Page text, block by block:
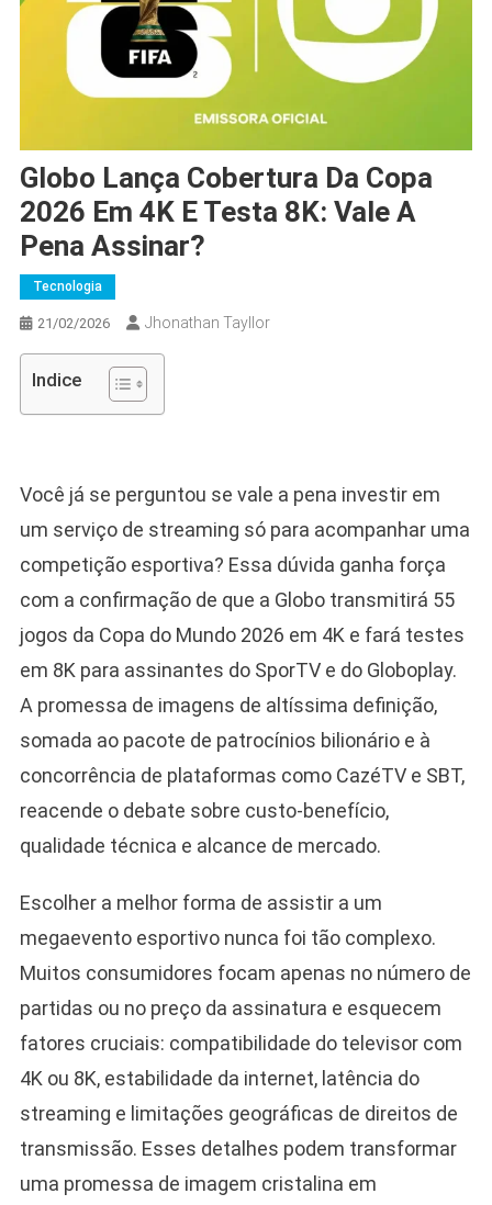
Globo Lança Cobertura Da Copa
2026 Em 4K E Testa 8K: Vale A
Pena Assinar?
Tecnologia
21/02/2026 Jhonathan Tayllor
Indice
Você já se perguntou se vale a pena investir em
um serviço de streaming só para acompanhar uma
competição esportiva? Essa dúvida ganha força
com a confirmação de que a Globo transmitirá 55
jogos da Copa do Mundo 2026 em 4K e fará testes
em 8K para assinantes do SporTV e do Globoplay.
A promessa de imagens de altíssima definição,
somada ao pacote de patrocínios bilionário e à
concorrência de plataformas como CazéTV e SBT,
reacende o debate sobre custo-benefício,
qualidade técnica e alcance de mercado.
Escolher a melhor forma de assistir a um
megaevento esportivo nunca foi tão complexo.
Muitos consumidores focam apenas no número de
partidas ou no preço da assinatura e esquecem
fatores cruciais: compatibilidade do televisor com
4K ou 8K, estabilidade da internet, latência do
streaming e limitações geográficas de direitos de
transmissão. Esses detalhes podem transformar
uma promessa de imagem cristalina em